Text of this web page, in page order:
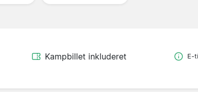
Kampbillet inkluderet E-